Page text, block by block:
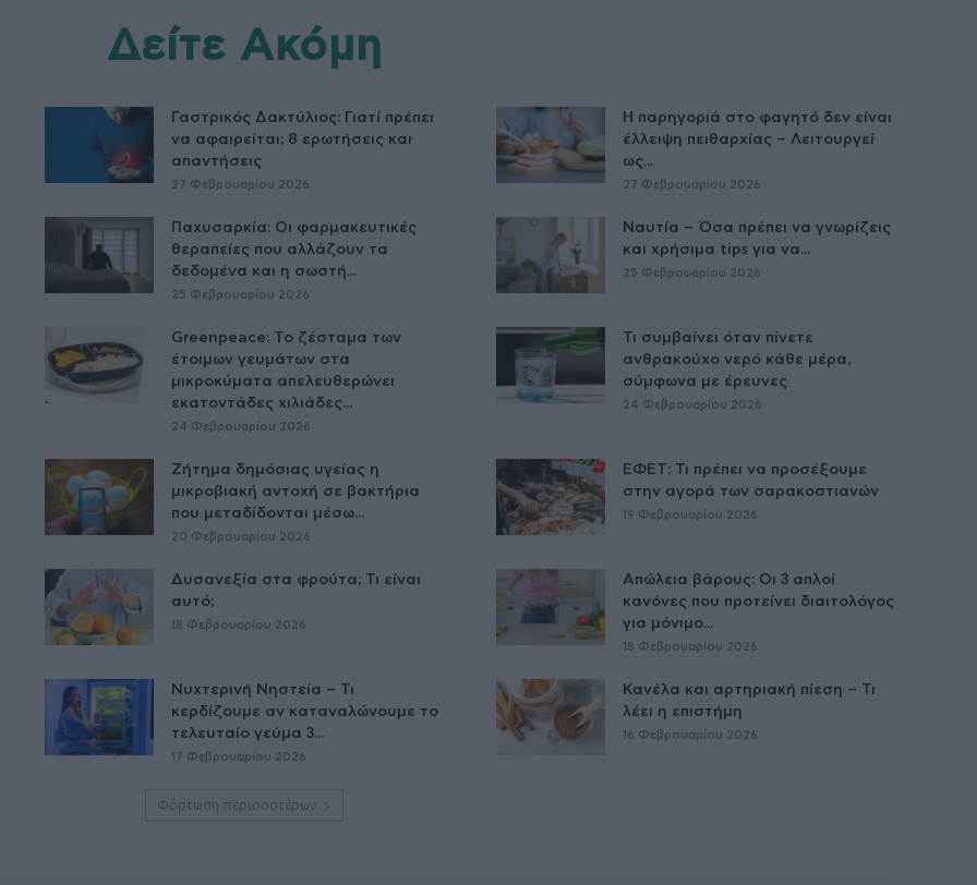
Δείτε Ακόμη
Γαστρικός Δακτύλιος: Γιατί πρέπει
να αφαιρείται; 8 ερωτήσεις και
απαντήσεις
27 Φεβρουαρίου 2026
Η παρηγοριά στο φαγητό δεν είναι
έλλειψη πειθαρχίας – Λειτουργεί
ως...
27 Φεβρουαρίου 2026
Παχυσαρκία: Οι φαρμακευτικές
θεραπείες που αλλάζουν τα
δεδομένα και η σωστή...
25 Φεβρουαρίου 2026
Ναυτία – Όσα πρέπει να γνωρίζεις
και χρήσιμα tips για να...
25 Φεβρουαρίου 2026
Greenpeace: Το ζέσταμα των
έτοιμων γευμάτων στα
μικροκύματα απελευθερώνει
εκατοντάδες χιλιάδες...
24 Φεβρουαρίου 2026
Τι συμβαίνει όταν πίνετε
ανθρακούχο νερό κάθε μέρα,
σύμφωνα με έρευνες
24 Φεβρουαρίου 2026
Ζήτημα δημόσιας υγείας η
μικροβιακή αντοχή σε βακτήρια
που μεταδίδονται μέσω...
20 Φεβρουαρίου 2026
ΕΦΕΤ: Τι πρέπει να προσέξουμε
στην αγορά των σαρακοστιανών
19 Φεβρουαρίου 2026
Δυσανεξία στα φρούτα; Τι είναι
αυτό;
18 Φεβρουαρίου 2026
Απώλεια βάρους: Οι 3 απλοί
κανόνες που προτείνει διαιτολόγος
για μόνιμο...
18 Φεβρουαρίου 2026
Νυχτερινή Νηστεία – Τι
κερδίζουμε αν καταναλώνουμε το
τελευταίο γεύμα 3...
17 Φεβρουαρίου 2026
Κανέλα και αρτηριακή πίεση – Τι
λέει η επιστήμη
16 Φεβρουαρίου 2026
Φόρτωση περισσοτέρων